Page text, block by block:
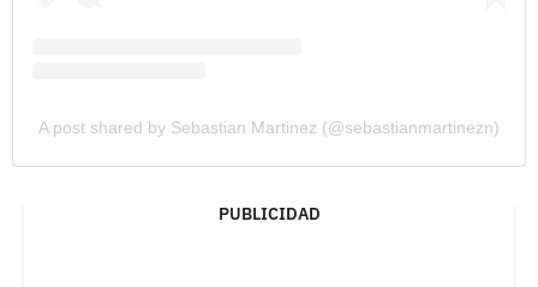
A post shared by Sebastian Martinez (@sebastianmartinezn)
PUBLICIDAD